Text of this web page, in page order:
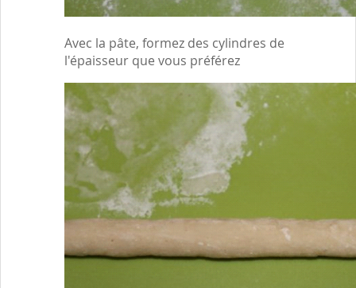
Avec la pâte, formez des cylindres de
l'épaisseur que vous préférez